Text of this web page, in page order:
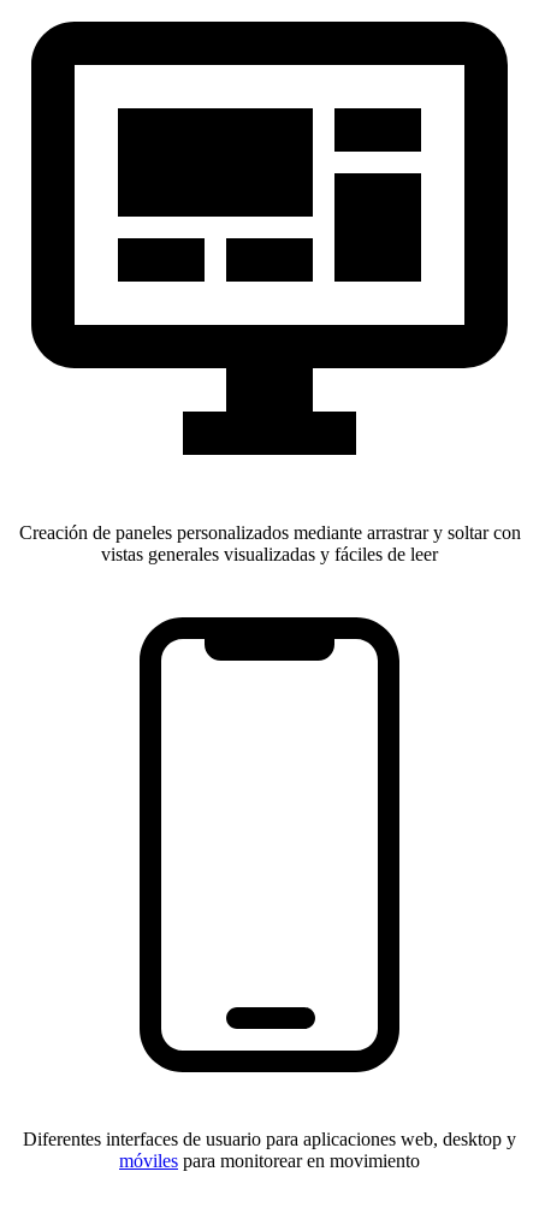
Creación de paneles personalizados mediante arrastrar y soltar con
vistas generales visualizadas y fáciles de leer
Diferentes interfaces de usuario para aplicaciones web, desktop y
móviles para monitorear en movimiento